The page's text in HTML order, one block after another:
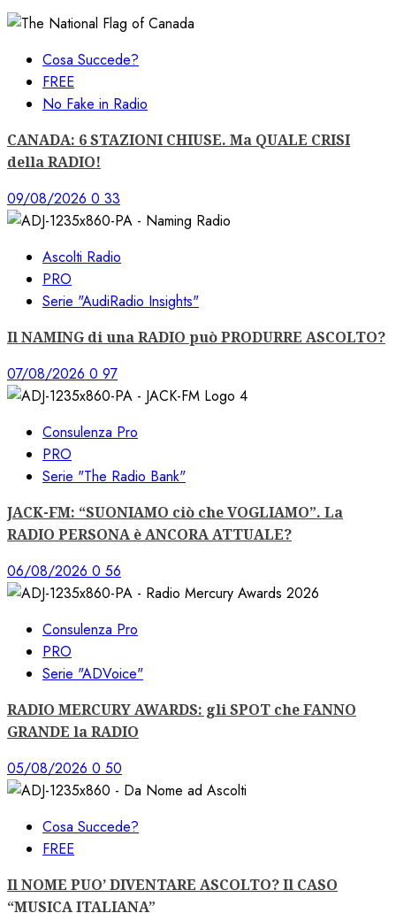
Cosa Succede?
FREE
No Fake in Radio
CANADA: 6 STAZIONI CHIUSE. Ma QUALE CRISI
della RADIO!
09/08/2026 0 33
Ascolti Radio
PRO
Serie "AudiRadio Insights"
Il NAMING di una RADIO può PRODURRE ASCOLTO?
07/08/2026 0 97
Consulenza Pro
PRO
Serie "The Radio Bank"
JACK-FM: “SUONIAMO ciò che VOGLIAMO”. La
RADIO PERSONA è ANCORA ATTUALE?
06/08/2026 0 56
Consulenza Pro
PRO
Serie "ADVoice"
RADIO MERCURY AWARDS: gli SPOT che FANNO
GRANDE la RADIO
05/08/2026 0 50
Cosa Succede?
FREE
Il NOME PUO’ DIVENTARE ASCOLTO? Il CASO
“MUSICA ITALIANA”